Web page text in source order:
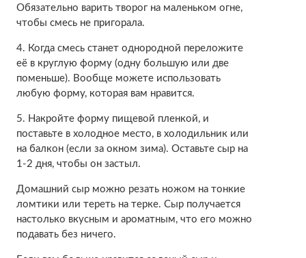
Обязательно варить творог на маленьком огне,
чтобы смесь не пригорала.
4. Когда смесь станет однородной переложите
её в круглую форму (одну большую или две
поменьше). Вообще можете использовать
любую форму, которая вам нравится.
5. Накройте форму пищевой пленкой, и
поставьте в холодное место, в холодильник или
на балкон (если за окном зима). Оставьте сыр на
1-2 дня, чтобы он застыл.
Домашний сыр можно резать ножом на тонкие
ломтики или тереть на терке. Сыр получается
настолько вкусным и ароматным, что его можно
подавать без ничего.